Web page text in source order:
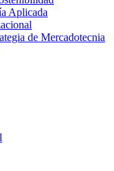
Aplicada
de Mercadotecnia